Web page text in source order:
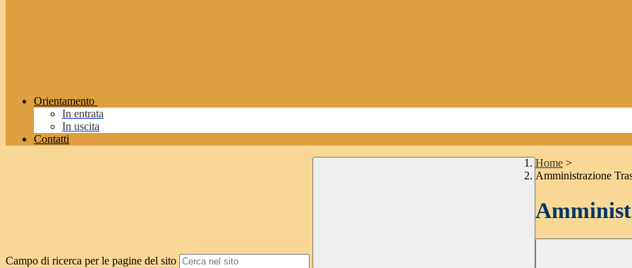
Orientamento
In entrata
In uscita
Contatti
Campo di ricerca per le pagine del sito
Home >
Amministrazione